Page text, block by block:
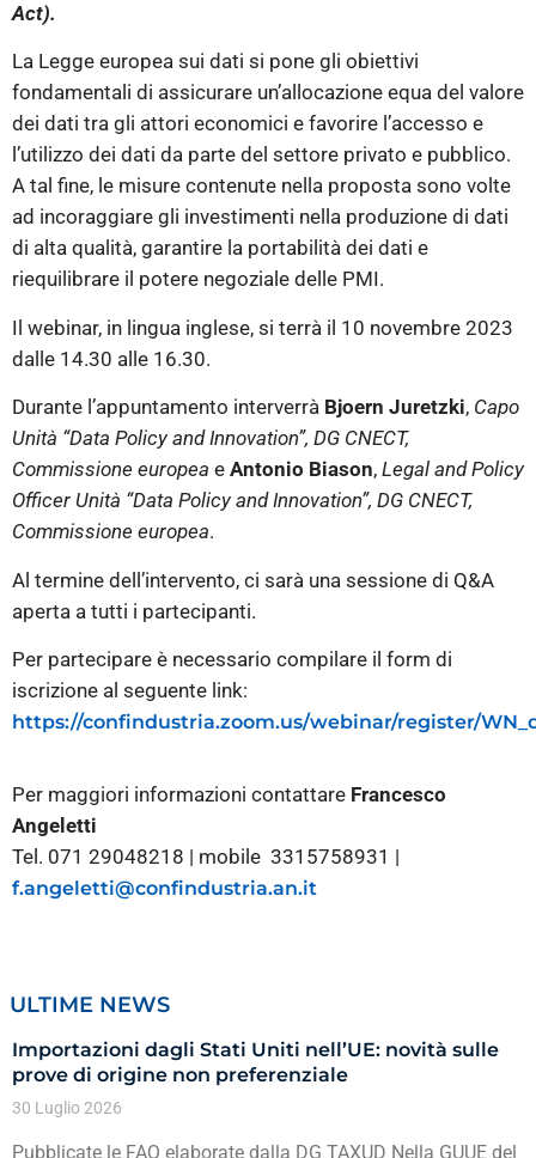
Act).
La Legge europea sui dati si pone gli obiettivi
fondamentali di assicurare un’allocazione equa del valore
dei dati tra gli attori economici e favorire l’accesso e
l’utilizzo dei dati da parte del settore privato e pubblico.
A tal fine, le misure contenute nella proposta sono volte
ad incoraggiare gli investimenti nella produzione di dati
di alta qualità, garantire la portabilità dei dati e
riequilibrare il potere negoziale delle PMI.
Il webinar, in lingua inglese, si terrà il 10 novembre 2023
dalle 14.30 alle 16.30.
Durante l’appuntamento interverrà Bjoern Juretzki, Capo
Unità “Data Policy and Innovation”, DG CNECT,
Commissione europea e Antonio Biason, Legal and Policy
Officer Unità “Data Policy and Innovation”, DG CNECT,
Commissione europea.
Al termine dell’intervento, ci sarà una sessione di Q&A
aperta a tutti i partecipanti.
Per partecipare è necessario compilare il form di
iscrizione al seguente link:
https://confindustria.zoom.us/webinar/register/
Per maggiori informazioni contattare Francesco
Angeletti
Tel. 071 29048218 | mobile 3315758931 |
f.angeletti@confindustria.an.it
ULTIME NEWS
Importazioni dagli Stati Uniti nell’UE: novità sulle
prove di origine non preferenziale
30 Luglio 2026
Pubblicate le FAQ elaborate dalla DG TAXUD Nella GUUE del